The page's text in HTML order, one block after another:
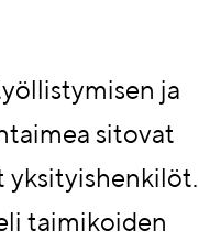
ja
sitovat
yksityishenkilöt.
taimikoiden